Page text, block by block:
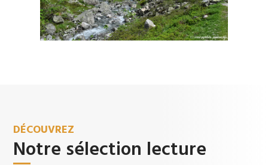
DÉCOUVREZ
Notre sélection lecture